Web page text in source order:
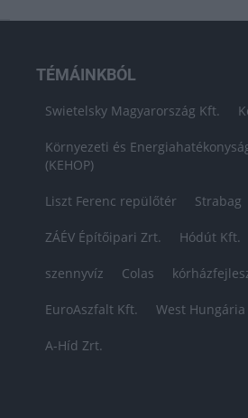
TÉMÁINKBÓL
Swietelsky Magyarország Kft.
Környezeti és
(KEHOP)
Liszt Ferenc repülőtér Strabag
ZÁÉV Építőipari Zrt. Hódút Kft.
szennyvíz Colas
EuroAszfalt Kft. West
A-Híd Zrt.